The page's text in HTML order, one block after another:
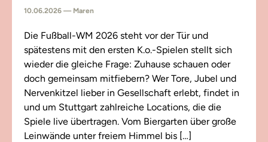
10.06.2026 — Maren
Die Fußball-WM 2026 steht vor der Tür und
spätestens mit den ersten K.o.-Spielen stellt sich
wieder die gleiche Frage: Zuhause schauen oder
doch gemeinsam mitfiebern? Wer Tore, Jubel und
Nervenkitzel lieber in Gesellschaft erlebt, findet in
und um Stuttgart zahlreiche Locations, die die
Spiele live übertragen. Vom Biergarten über große
Leinwände unter freiem Himmel bis […]